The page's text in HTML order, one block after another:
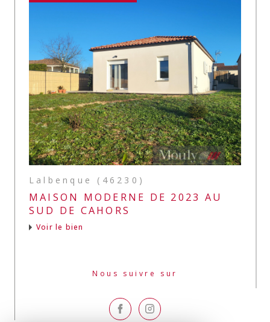
Lalbenque (46230)
MAISON MODERNE DE 2023 AU
SUD DE CAHORS
Voir le bien
Nous suivre sur